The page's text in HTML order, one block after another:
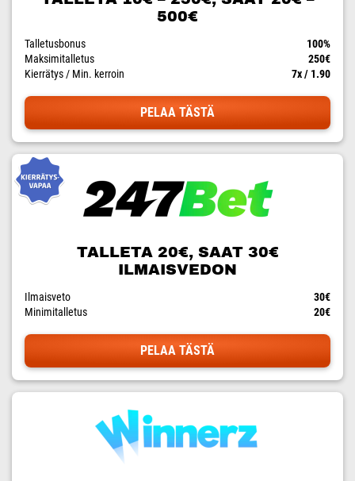
500€
Talletusbonus
100%
Maksimitalletus
250€
Kierrätys / Min. kerroin
7x / 1.90
PELAA TÄSTÄ
TALLETA 20€, SAAT 30€
ILMAISVEDON
Ilmaisveto
30€
Minimitalletus
20€
PELAA TÄSTÄ